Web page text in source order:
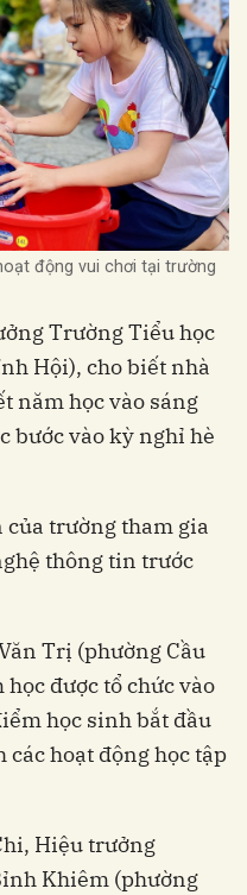
động vui chơi tại trường
Trường Tiểu học
Hội), cho biết nhà
năm học vào sáng
bước vào kỳ nghỉ hè
của trường tham gia
thông tin trước
Trị (phường Cầu
được tổ chức vào
học sinh bắt đầu
hoạt động học tập
Hiệu trưởng
Khiêm (phường